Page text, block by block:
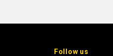
Follow us